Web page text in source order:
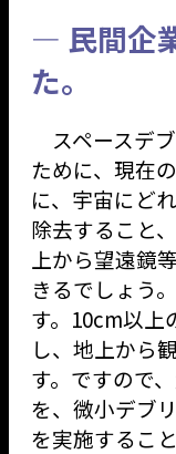
— 民間企
た。
スペースデ
ために、現在
に、宇宙にど
除去すること
上から望遠鏡
きるでしょう
す。10cm以上
し、地上から
す。ですので
を、微小デブ
を実施するこ